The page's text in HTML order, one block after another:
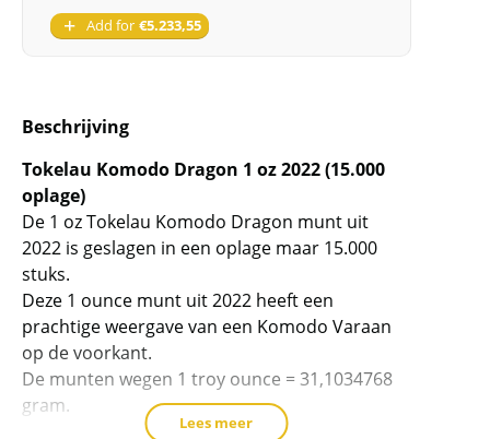
Add for €5.233,55
Beschrijving
Tokelau Komodo Dragon 1 oz 2022 (15.000
oplage)
De 1 oz Tokelau Komodo Dragon munt uit
2022 is geslagen in een oplage maar 15.000
stuks.
Deze 1 ounce munt uit 2022 heeft een
prachtige weergave van een Komodo Varaan
op de voorkant.
De munten wegen 1 troy ounce = 31,1034768
gram.
Wij hebben deze munt ook in een Antique
Lees meer